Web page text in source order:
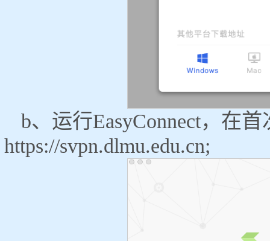
b、运行EasyConnect，在
https://svpn.dlmu.edu.cn;